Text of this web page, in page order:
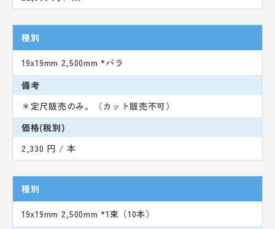
種別
19x19mm 2,500mm *バラ
備考
＊定尺販売のみ。（カット販売不可）
価格(税別)
2,330 円 / 本
種別
19x19mm 2,500mm *1束（10本）